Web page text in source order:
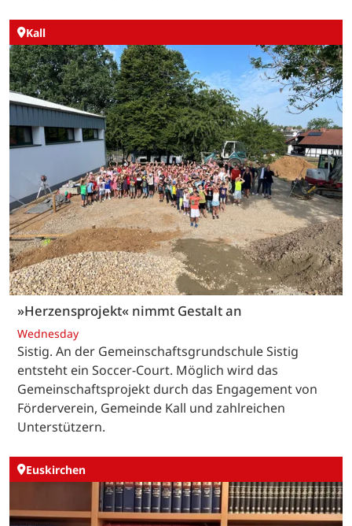
Kall
»Herzensprojekt« nimmt Gestalt an
Wednesday
Sistig. An der Gemeinschaftsgrundschule Sistig
entsteht ein Soccer-Court. Möglich wird das
Gemeinschaftsprojekt durch das Engagement von
Förderverein, Gemeinde Kall und zahlreichen
Unterstützern.
Euskirchen